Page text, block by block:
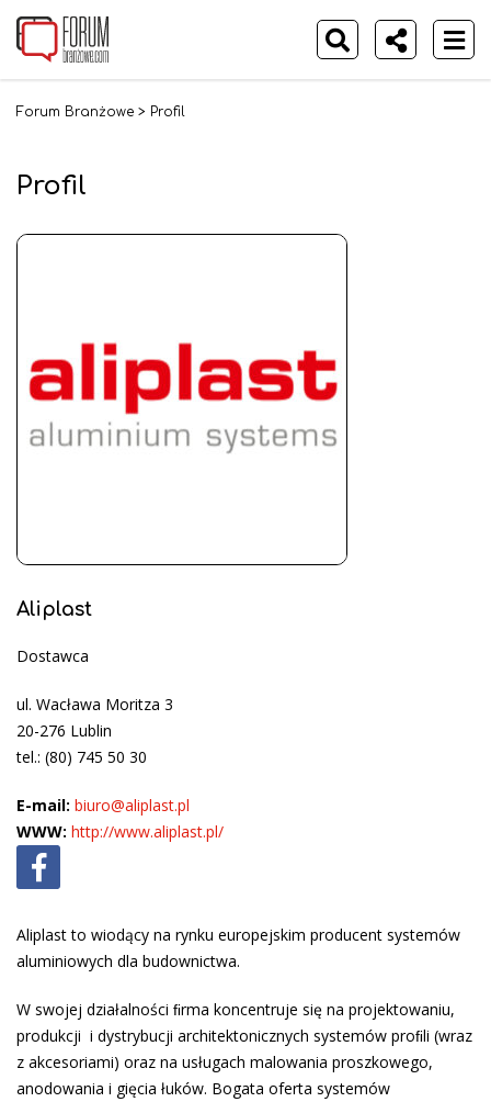
Forum Branżowe > Profil
Profil
Aliplast
Dostawca
ul. Wacława Moritza 3
20-276 Lublin
tel.: (80) 745 50 30
E-mail: biuro@aliplast.pl
WWW: http://www.aliplast.pl/
Aliplast to wiodący na rynku europejskim producent systemów
aluminiowych dla budownictwa.
W swojej działalności ﬁrma koncentruje się na projektowaniu,
produkcji i dystrybucji architektonicznych systemów proﬁli (wraz
z akcesoriami) oraz na usługach malowania proszkowego,
anodowania i gięcia łuków. Bogata oferta systemów